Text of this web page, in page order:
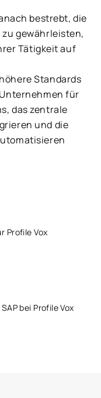
bestrebt, die
gewährleisten,
Tätigkeit auf
Standards
für
das zentrale
und die
Profile Vox
bei Profile Vox